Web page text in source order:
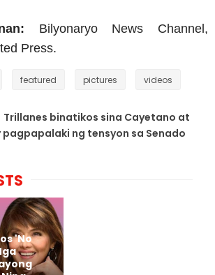
Bilyonaryo News Channel,
Press.
featured pictures videos
Trillanes binatikos sina Cayetano at
pagpapalaki ng tensyon sa Senado
'No